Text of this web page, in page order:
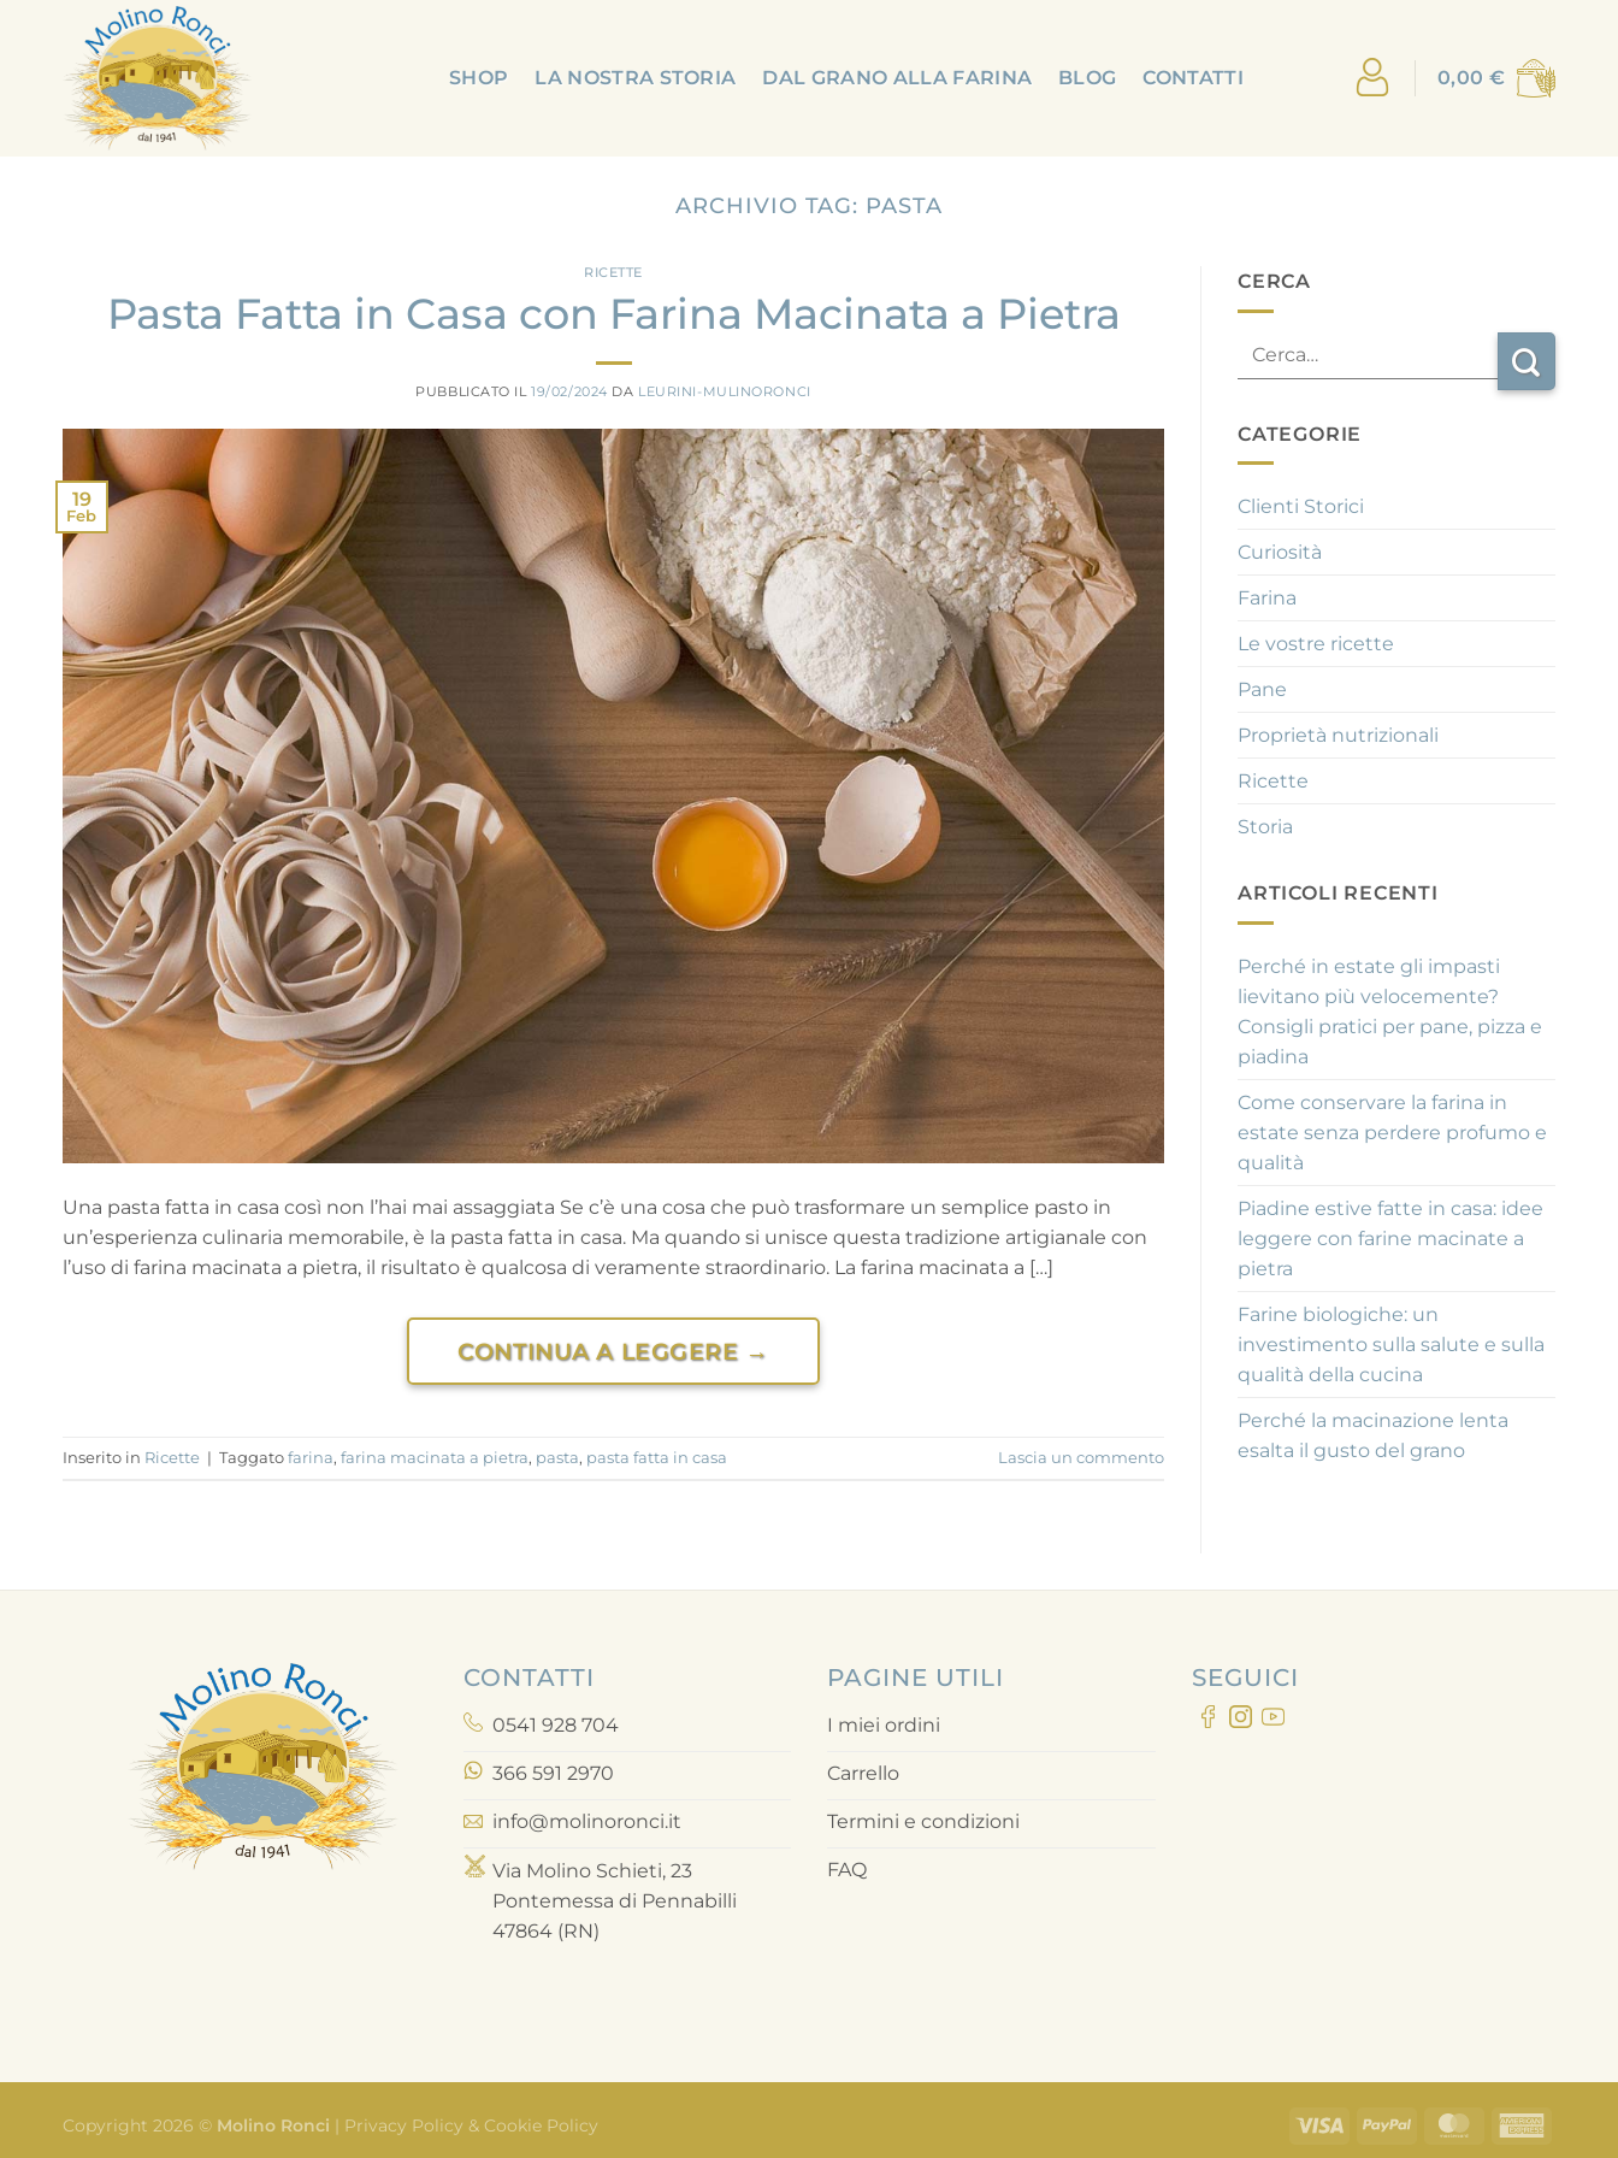
contenuti
SHOP LA NOSTRA STORIA DAL GRANO ALLA FARINA BLOG CONTATTI 0,00 €
ARCHIVIO TAG: PASTA
RICETTE
Pasta Fatta in Casa con Farina Macinata a Pietra
PUBBLICATO IL19/02/2024 DA LEURINI-MULINORONCI
19
Feb
Una pasta fatta in casa così non l’hai mai assaggiata Se c’è una cosa che può trasformare un semplice pasto in
un’esperienza culinaria memorabile, è la pasta fatta in casa. Ma quando si unisce questa tradizione artigianale con
l’uso di farina macinata a pietra, il risultato è qualcosa di veramente straordinario. La farina macinata a […]
CONTINUA A LEGGERE →
Inserito in Ricette | Taggato farina, farina macinata a pietra, pasta, pasta fatta in casa Lascia un commento
CERCA
CATEGORIE
Clienti Storici
Curiosità
Farina
Le vostre ricette
Pane
Proprietà nutrizionali
Ricette
Storia
ARTICOLI RECENTI
Perché in estate gli impasti
lievitano più velocemente?
Consigli pratici per pane, pizza e
piadina
Come conservare la farina in
estate senza perdere profumo e
qualità
Piadine estive fatte in casa: idee
leggere con farine macinate a
pietra
Farine biologiche: un
investimento sulla salute e sulla
qualità della cucina
Perché la macinazione lenta
esalta il gusto del grano
CONTATTI
0541 928 704
366 591 2970
info@molinoronci.it
Via Molino Schieti, 23
Pontemessa di Pennabilli
47864 (RN)
PAGINE UTILI
I miei ordini
Carrello
Termini e condizioni
FAQ
SEGUICI
Copyright 2026 © Molino Ronci | Privacy Policy & Cookie Policy